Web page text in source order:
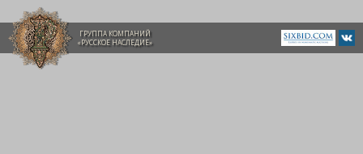
ГРУППА КОМПАНИЙ
«РУССКОЕ НАСЛЕДИЕ»